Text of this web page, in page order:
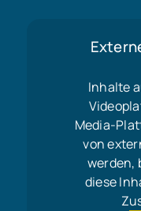
Inhalte
Media-
von
werden,
diese